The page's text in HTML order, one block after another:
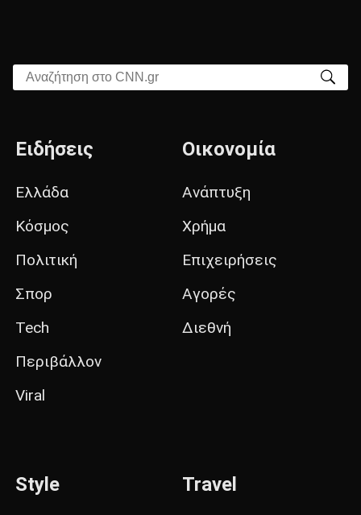
Αναζήτηση στο CNN.gr
Ειδήσεις
Ελλάδα
Κόσμος
Πολιτική
Σπορ
Tech
Περιβάλλον
Viral
Οικονομία
Ανάπτυξη
Χρήμα
Επιχειρήσεις
Αγορές
Διεθνή
Style Travel